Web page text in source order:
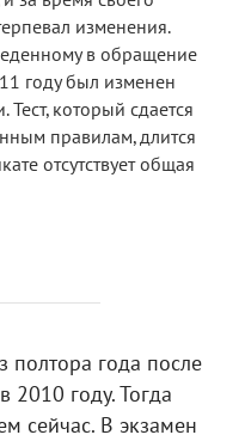
изменения.
в обращение
году был изменен
который сдается
правилам, длится
отсутствует общая
полтора года после
2010 году. Тогда
сейчас. В экзамен